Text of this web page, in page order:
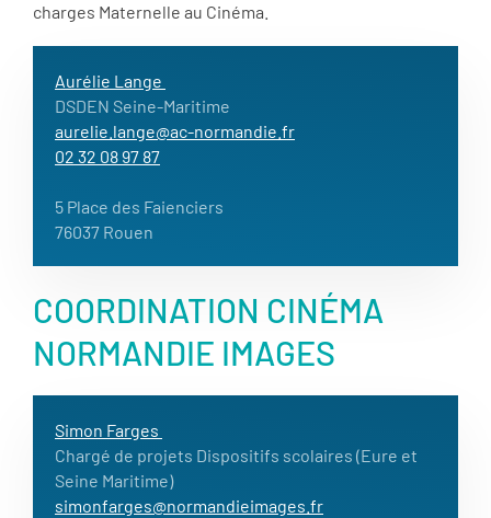
charges Maternelle au Cinéma.
Aurélie Lange
DSDEN Seine-Maritime
aurelie.lange@ac-normandie.fr
02 32 08 97 87
5 Place des Faienciers
76037 Rouen
COORDINATION CINÉMA
NORMANDIE IMAGES
Simon Farges
Chargé de projets Dispositifs scolaires (Eure et
Seine Maritime)
simonfarges@normandieimages.fr